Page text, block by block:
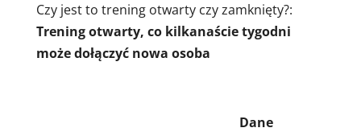
Czy jest to trening otwarty czy zamknięty?:
Trening otwarty, co kilkanaście tygodni
może dołączyć nowa osoba
Dane